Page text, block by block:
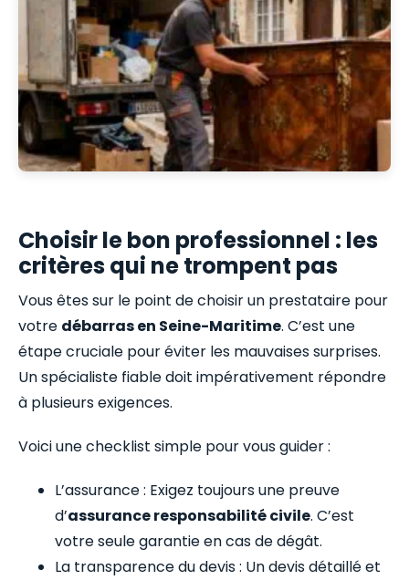
Choisir le bon professionnel : les
critères qui ne trompent pas
Vous êtes sur le point de choisir un prestataire pour
votre débarras en Seine-Maritime. C’est une
étape cruciale pour éviter les mauvaises surprises.
Un spécialiste fiable doit impérativement répondre
à plusieurs exigences.
Voici une checklist simple pour vous guider :
L’assurance : Exigez toujours une preuve
d’assurance responsabilité civile. C’est
votre seule garantie en cas de dégât.
La transparence du devis : Un devis détaillé et